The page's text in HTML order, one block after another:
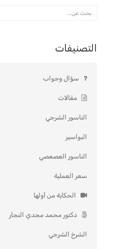
التصنيفات
سؤال وجواب
مقالات
الناسور الشرجي
البواسير
الناسور العصعصي
سعر العملية
الحكاية من أولها
دكتور محمد مجدي النجار
الشرخ الشرجي